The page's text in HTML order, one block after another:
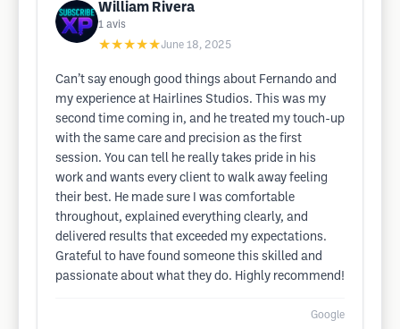
William Rivera
1 avis
★★★★★June 18, 2025
Can’t say enough good things about Fernando and
my experience at Hairlines Studios. This was my
second time coming in, and he treated my touch-up
with the same care and precision as the first
session. You can tell he really takes pride in his
work and wants every client to walk away feeling
their best. He made sure I was comfortable
throughout, explained everything clearly, and
delivered results that exceeded my expectations.
Grateful to have found someone this skilled and
passionate about what they do. Highly recommend!
Google